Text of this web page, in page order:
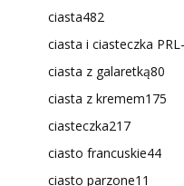
ciasta482
ciasta i ciasteczka
ciasta z galaretką80
ciasta z kremem175
ciasteczka217
ciasto francuskie44
ciasto parzone11